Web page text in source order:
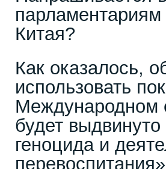
парламентариям
Китая?
Как оказалось,
использовать
Международном
будет
геноцида и